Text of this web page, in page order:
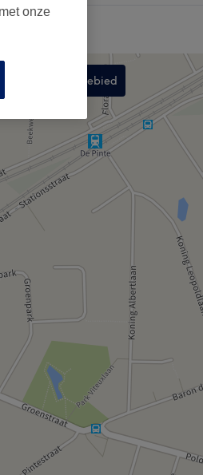
Zoek in dit gebied
onze